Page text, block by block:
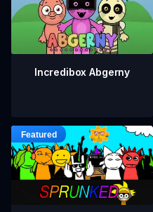
Incredibox Abgerny